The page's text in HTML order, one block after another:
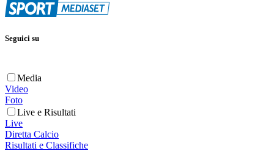
Seguici su
Media
Video
Foto
Live e Risultati
Live
Diretta Calcio
Risultati e Classifiche